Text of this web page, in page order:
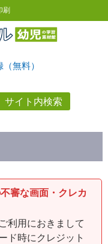
刷
無料）
審な画面・クレカ
利用におきまして
ド時にクレジット